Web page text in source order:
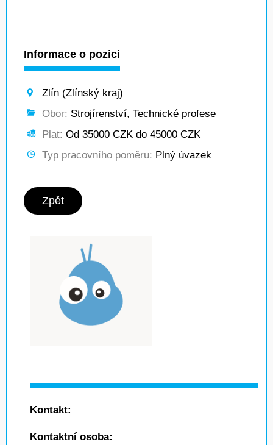
Informace o pozici
Zlín (Zlínský kraj)
Obor: Strojírenství, Technické profese
Plat: Od 35000 CZK do 45000 CZK
Typ pracovního poměru: Plný úvazek
Zpět
Kontakt:
Kontaktní osoba: